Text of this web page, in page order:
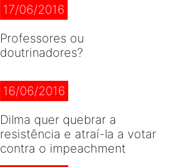
17/06/2016
Professores ou
doutrinadores?
16/06/2016
Dilma quer quebrar a
resistência e atraí-la a votar
contra o impeachment